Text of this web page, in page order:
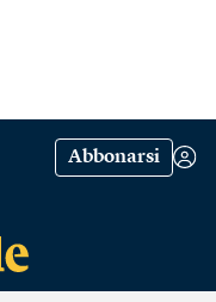
Abbonarsi